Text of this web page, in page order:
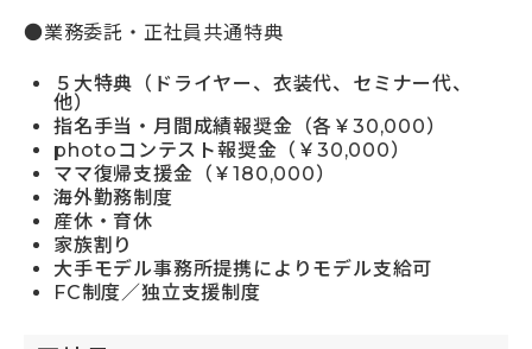
●業務委託・正社員共通特典
５大特典（ドライヤー、衣装代、セミナー代、
他）
指名手当・月間成績報奨金（各￥30,000）
photoコンテスト報奨金（￥30,000）
ママ復帰支援金（￥180,000）
海外勤務制度
産休・育休
家族割り
大手モデル事務所提携によりモデル支給可
FC制度／独立支援制度